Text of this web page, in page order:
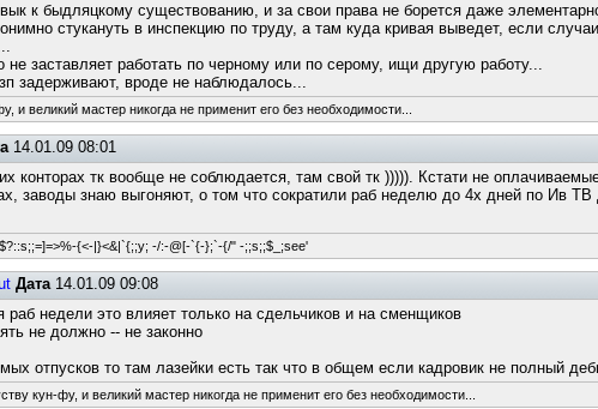
к быдляцкому существованию, и за свои права не борется даже
стукануть в инспекцию по труду, а там куда кривая выведет, если
не заставляет работать по черному или по серому, ищи другую работу...
задерживают, вроде не наблюдалось...
и великий мастер никогда не применит его без необходимости...
14.01.09 08:01
конторах тк вообще не соблюдается, там свой тк ))))). Кстати не
заводы знаю выгоняют, о том что сократили раб неделю до 4х дней по Ив ТВ
{<-|}<&|`{;;y; -/:-@[-`{-};`-{/" -;;s;;$_;see'
Дата14.01.09 09:08
раб недели это влияет только на сдельчиков и на сменщиков
не должно -- не законно
отпусков то там лазейки есть так что в общем если кадровик не полный
кун-фу, и великий мастер никогда не применит его без необходимости...